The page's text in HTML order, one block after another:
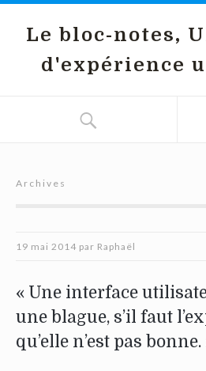
Le bloc-notes,
d'expérience
Archives
19 mai 2014 par Raphaël
« Une interface
une blague, s’il faut
qu’elle n’est pas bonne.